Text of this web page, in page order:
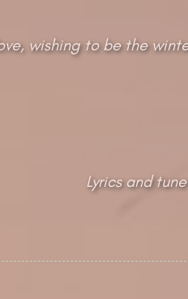
wishing to be the
Lyrics and